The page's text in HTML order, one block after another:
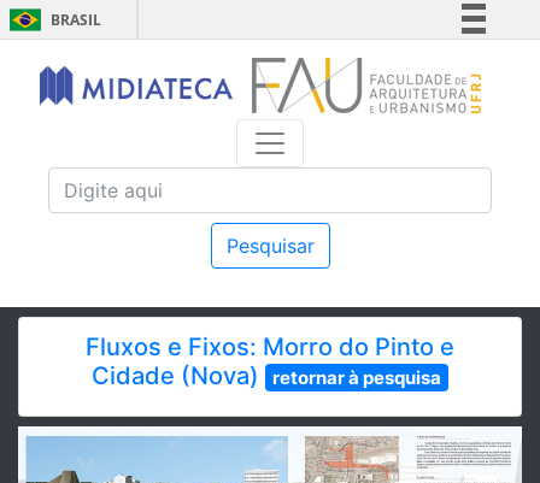
BRASIL
Simplifique!
Comunica BR
Acesso à informação
Pesquisar
Fluxos e Fixos: Morro do Pinto e
Cidade (Nova)
retornar à pesquisa